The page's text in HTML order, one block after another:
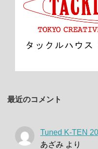
最近のコメント
Tuned K-TEN
あざみ より